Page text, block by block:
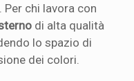
. Per chi lavora con
di alta qualità
lo spazio di
dei colori.